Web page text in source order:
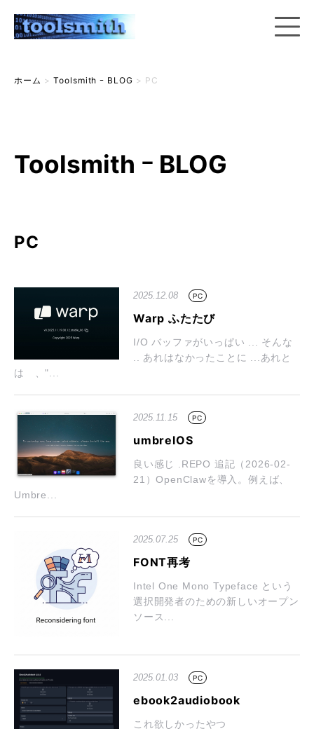
ホーム > Toolsmith ｰ BLOG > PC
Toolsmith ｰ BLOG
PC
2025.12.08 PC
Warp ふたたび
I/O バッファがいっぱい ... そんな
.. あれはなかったことに ...あれと
は 、"...
2025.11.15 PC
umbrelOS
良い感じ .REPO 追記（2026-02-
21）OpenClawを導入。例えば、
Umbre...
2025.07.25 PC
FONT再考
Intel One Mono Typeface という
選択開発者のための新しいオープン
ソース...
2025.01.03 PC
ebook2audiobook
これ欲しかったやつ